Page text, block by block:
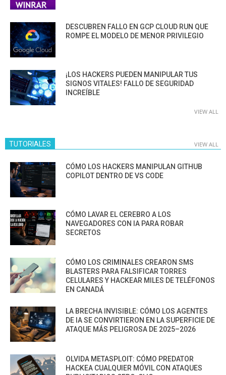
DESCUBREN FALLO EN GCP CLOUD RUN QUE
ROMPE EL MODELO DE MENOR PRIVILEGIO
¡LOS HACKERS PUEDEN MANIPULAR TUS
SIGNOS VITALES! FALLO DE SEGURIDAD
INCREÍBLE
VIEW ALL
TUTORIALES VIEW ALL
CÓMO LOS HACKERS MANIPULAN GITHUB
COPILOT DENTRO DE VS CODE
CÓMO LAVAR EL CEREBRO A LOS
NAVEGADORES CON IA PARA ROBAR
SECRETOS
CÓMO LOS CRIMINALES CREARON SMS
BLASTERS PARA FALSIFICAR TORRES
CELULARES Y HACKEAR MILES DE TELÉFONOS
EN CANADÁ
LA BRECHA INVISIBLE: CÓMO LOS AGENTES
DE IA SE CONVIRTIERON EN LA SUPERFICIE DE
ATAQUE MÁS PELIGROSA DE 2025–2026
OLVIDA METASPLOIT: CÓMO PREDATOR
HACKEA CUALQUIER MÓVIL CON ATAQUES